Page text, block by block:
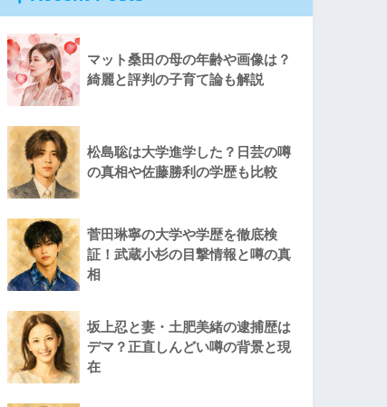
マット桑田の母の年齢や画像は？
綺麗と評判の子育て論も解説
松島聡は大学進学した？日芸の噂
の真相や佐藤勝利の学歴も比較
菅田琳寧の大学や学歴を徹底検
証！武蔵小杉の目撃情報と噂の真
相
坂上忍と妻・土肥美緒の逮捕歴は
デマ？正直しんどい噂の背景と現
在